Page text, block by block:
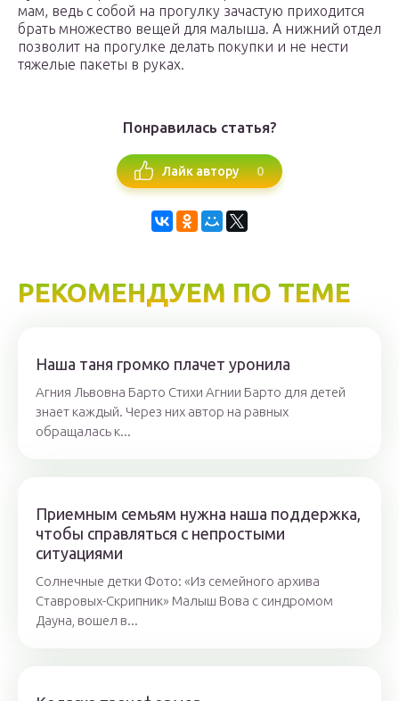
мам, ведь с собой на прогулку зачастую приходится
брать множество вещей для малыша. А нижний отдел
позволит на прогулке делать покупки и не нести
тяжелые пакеты в руках.
Понравилась статья?
Лайк автору 0
РЕКОМЕНДУЕМ ПО ТЕМЕ
Наша таня громко плачет уронила
Агния Львовна Барто Стихи Агнии Барто для детей
знает каждый. Через них автор на равных
обращалась к...
Приемным семьям нужна наша поддержка,
чтобы справляться с непростыми
ситуациями
Солнечные детки Фото: «Из семейного архива
Ставровых-Скрипник» Малыш Вова с синдромом
Дауна, вошел в...